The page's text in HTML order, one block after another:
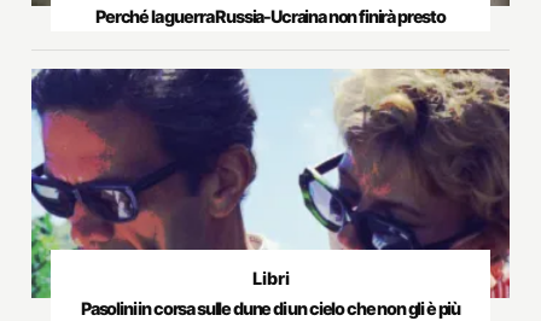
Perché la guerra Russia-Ucraina non finirà presto
Libri
Pasolini in corsa sulle dune di un cielo che non gli è più